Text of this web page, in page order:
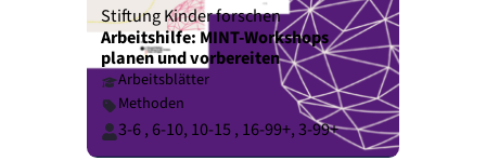
Stiftung Kinder forschen
Arbeitshilfe: MINT-Workshops
planen und vorbereiten
Arbeitsblätter
Methoden
3-6, 6-10, 10-15, 16-99+,3-99+